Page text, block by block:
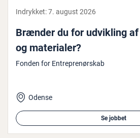
Indrykket:7. august 2026
Brænder du for udvikling
og ma­te­ri­a­ler?
Fonden for Entreprenørskab
Odense
Se jobbet